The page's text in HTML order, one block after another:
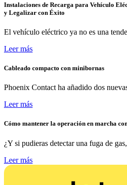
Instalaciones de Recarga para Vehículo
y Legalizar con Éxito
El vehículo eléctrico ya no es una
Leer más
Cableado compacto con minibornas
Phoenix Contact ha añadido dos
Leer más
Cómo mantener la operación en marcha
¿Y si pudieras detectar una fuga de
Leer más